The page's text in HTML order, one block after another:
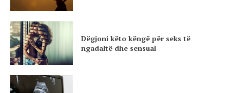
Dëgjoni këto këngë për seks të
ngadaltë dhe sensual